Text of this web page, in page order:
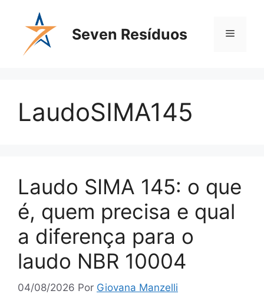
Seven Resíduos
LaudoSIMA145
Laudo SIMA 145: o que
é, quem precisa e qual
a diferença para o
laudo NBR 10004
04/08/2026 Por Giovana Manzelli